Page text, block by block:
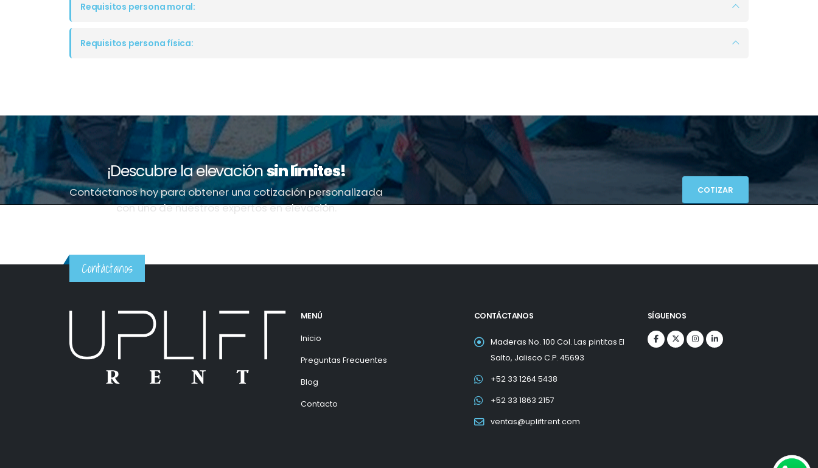
Requisitos persona moral:
Requisitos persona física:
¡Descubre la elevaciónsin límites!
Contáctanos hoy para obtener una cotización personalizada
con uno de nuestros expertos en elevación.
COTIZAR
Contáctanos
MENÚ
Inicio
Preguntas Frecuentes
Blog
Contacto
CONTÁCTANOS
Maderas No. 100 Col. Las pintitas El
Salto, Jalisco C.P. 45693
+52 33 1264 5438
+52 33 1863 2157
ventas@upliftrent.com
SÍGUENOS